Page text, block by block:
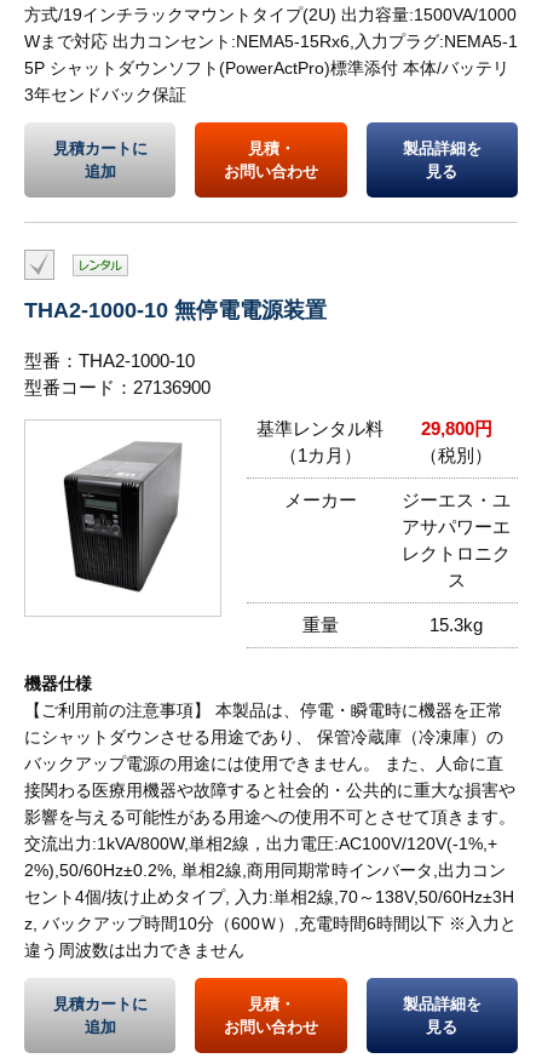
方式/19インチラックマウントタイプ(2U) 出力容量:1500VA/1000
Wまで対応 出力コンセント:NEMA5-15Rx6,入力プラグ:NEMA5-1
5P シャットダウンソフト(PowerActPro)標準添付 本体/バッテリ
3年センドバック保証
見積カートに
追加
見積・
お問い合わせ
製品詳細を
見る
THA2-1000-10 無停電電源装置
型番：THA2-1000-10
型番コード：27136900
基準レンタル料
（1カ月）
29,800円
（税別）
メーカー
ジーエス・ユ
アサパワーエ
レクトロニク
ス
重量 15.3kg
機器仕様
【ご利用前の注意事項】 本製品は、停電・瞬電時に機器を正常
にシャットダウンさせる用途であり、 保管冷蔵庫（冷凍庫）の
バックアップ電源の用途には使用できません。 また、人命に直
接関わる医療用機器や故障すると社会的・公共的に重大な損害や
影響を与える可能性がある用途への使用不可とさせて頂きます。
交流出力:1kVA/800W,単相2線，出力電圧:AC100V/120V(-1%,+
2%),50/60Hz±0.2%, 単相2線,商用同期常時インバータ,出力コン
セント4個/抜け止めタイプ, 入力:単相2線,70～138V,50/60Hz±3H
z, バックアップ時間10分（600Ｗ）,充電時間6時間以下 ※入力と
違う周波数は出力できません
見積カートに
追加
見積・
お問い合わせ
製品詳細を
見る